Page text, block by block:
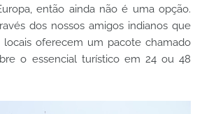
então ainda não é uma opção.
dos nossos amigos indianos que
locais oferecem um pacote chamado
o essencial turístico em 24 ou 48